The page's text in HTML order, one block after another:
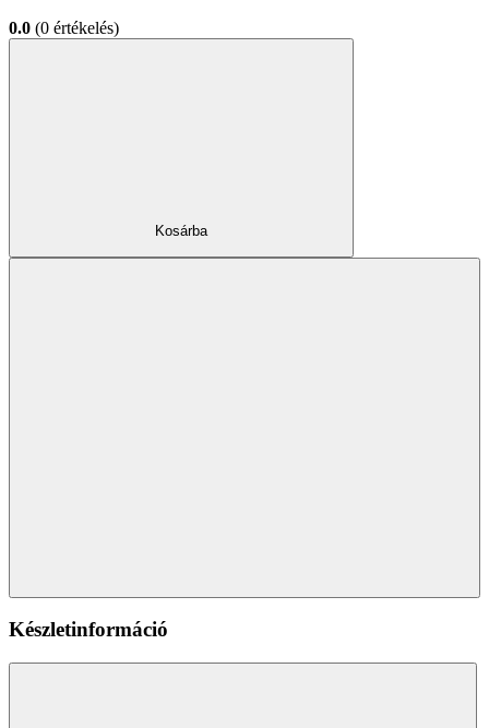
0.0 (0 értékelés)
Kosárba
Készletinformáció